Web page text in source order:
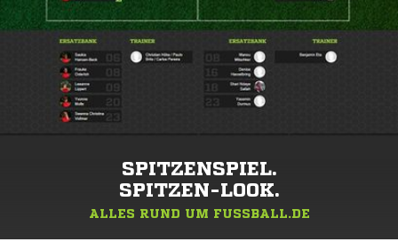
SPITZENSPIEL.
SPITZEN-LOOK.
ALLES RUND UM FUSSBALL.DE